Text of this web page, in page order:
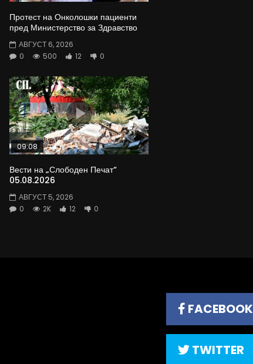
Протест на Онколошки пациенти
пред Министерство за Здравство
АВГУСТ 6, 2026
0
500 12 0
09:08
Вести на „Слободен Печат“
05.08.2026
АВГУСТ 5, 2026
0
2K 12 0
FACEBOOK
TWITTER